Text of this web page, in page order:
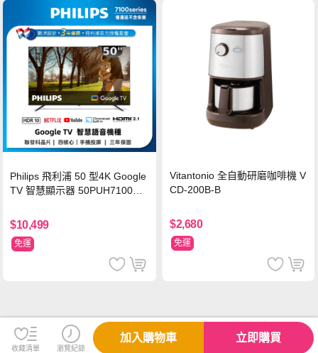
Philips 飛利浦 50 型4K Google
TV 智慧顯示器 50PUH7100
$10,499
免運
Vitantonio 全自動研磨咖啡機 V
CD-200B-B
$2,680
免運
收藏清單 瀏覽紀錄
加入購物車 立即購買